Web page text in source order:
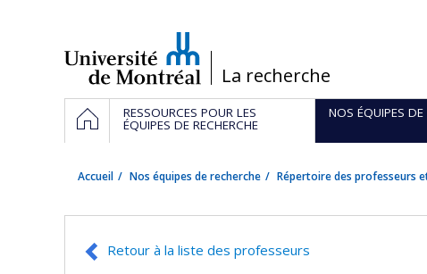
/La recherche
Navigation
principale
ACCUEILRESSOURCES POUR LES
ÉQUIPES DE RECHERCHE
NOS ÉQUIPES DE
Accueil Nos équipes de recherche Répertoire des professeurs
Retour à la liste des professeurs